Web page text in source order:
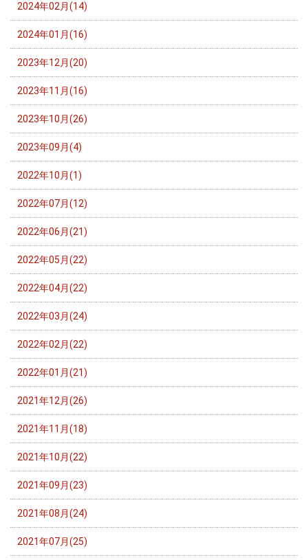
2024年02月(14)
2024年01月(16)
2023年12月(20)
2023年11月(16)
2023年10月(26)
2023年09月(4)
2022年10月(1)
2022年07月(12)
2022年06月(21)
2022年05月(22)
2022年04月(22)
2022年03月(24)
2022年02月(22)
2022年01月(21)
2021年12月(26)
2021年11月(18)
2021年10月(22)
2021年09月(23)
2021年08月(24)
2021年07月(25)